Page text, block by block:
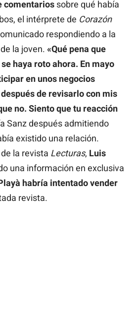
comentarios sobre qué había
el intérprete de Corazón
respondiendo a la
la joven. «Qué pena que
haya roto ahora. En mayo
en unos negocios
de revisarlo con mis
no. Siento que tu reacción
Sanz después admitiendo
existido una relación.
la revista Lecturas, Luis
una información en exclusiva
habría intentado vender
revista.